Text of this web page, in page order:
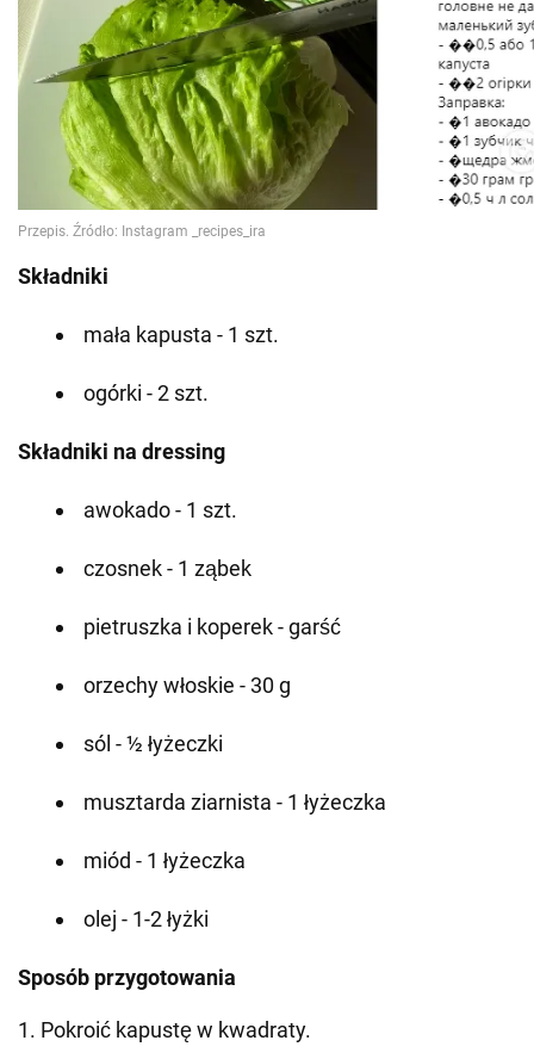
Składniki
mała kapusta - 1 szt.
ogórki - 2 szt.
Składniki na dressing
awokado - 1 szt.
czosnek - 1 ząbek
pietruszka i koperek - garść
orzechy włoskie - 30 g
sól - ½ łyżeczki
musztarda ziarnista - 1 łyżeczka
miód - 1 łyżeczka
olej - 1-2 łyżki
Sposób przygotowania
1. Pokroić kapustę w kwadraty.